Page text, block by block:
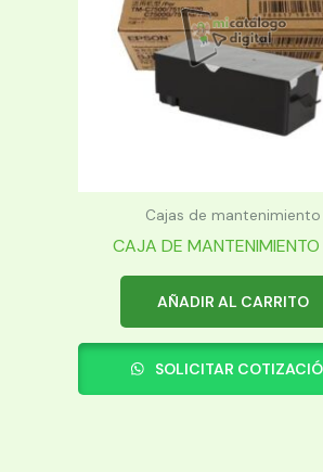
Cajas de mantenimiento
CAJA DE MANTENIMIENTO
AÑADIR AL CARRITO
SOLICITAR